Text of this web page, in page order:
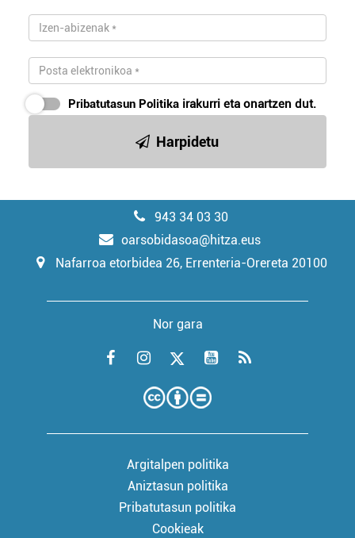
Pribatutasun Politika irakurri eta onartzen dut.
Harpidetu
943 34 03 30
oarsobidasoa@hitza.eus
Nafarroa etorbidea 26, Errenteria-Orereta 20100
Nor gara
Argitalpen politika
Aniztasun politika
Pribatutasun politika
Cookieak